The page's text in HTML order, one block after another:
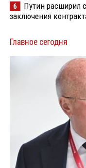
6
Путин расширил
заключения
Главное сегодня